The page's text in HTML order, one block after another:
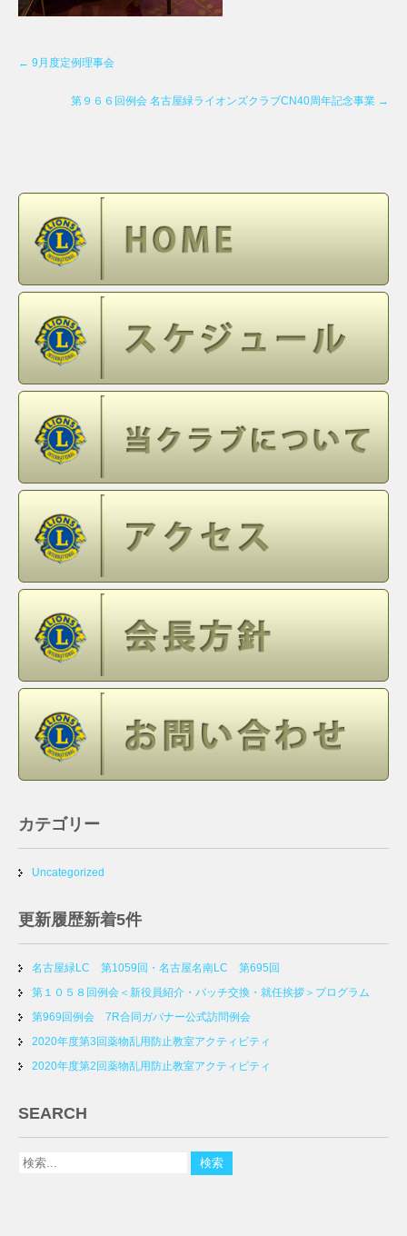
← 9月度定例理事会
第９６６回例会 名古屋緑ライオンズクラブCN40周年記念事業 →
カテゴリー
Uncategorized
更新履歴新着5件
名古屋緑LC 第1059回・名古屋名南LC 第695回
第１０５８回例会＜新役員紹介・バッチ交換・就任挨拶＞プログラム
第969回例会 7R合同ガバナー公式訪問例会
2020年度第3回薬物乱用防止教室アクティビティ
2020年度第2回薬物乱用防止教室アクティビティ
SEARCH